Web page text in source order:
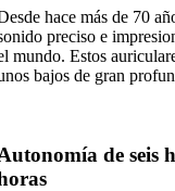
hace más de 70
preciso e
mundo. Estos
bajos de gran
de seis